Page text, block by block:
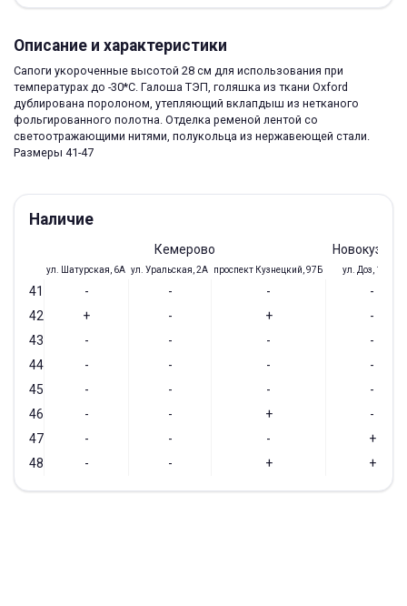
Описание и характеристики
Сапоги укороченные высотой 28 см для использования при
температурах до -30*С. Галоша ТЭП, голяшка из ткани Oxford
дублирована поролоном, утепляющий вклапдыш из нетканого
фольгированного полотна. Отделка ременой лентой со
светоотражающими нитями, полукольца из нержавеющей стали.
Размеры 41-47
Наличие
Кемерово
ул. Шатурская, 6А ул. Уральская, 2А проспект Кузнецкий, 97Б ул. Доз, 19/28
41 - - -
-
42
+ - +
-
43
- - -
-
44
- - -
-
45
- - -
-
46
- - +
-
47
- - -
+
48
- - + +